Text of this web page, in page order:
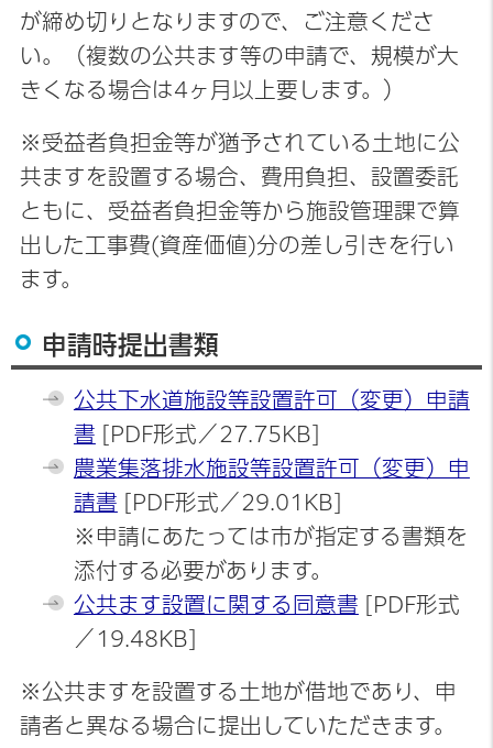
が締め切りとなりますので、ご注意くださ
い。（複数の公共ます等の申請で、規模が大
きくなる場合は4ヶ月以上要します。）
※受益者負担金等が猶予されている土地に公
共ますを設置する場合、費用負担、設置委託
ともに、受益者負担金等から施設管理課で算
出した工事費(資産価値)分の差し引きを行い
ます。
申請時提出書類
公共下水道施設等設置許可（変更）申請
書 [PDF形式／27.75KB]
農業集落排水施設等設置許可（変更）申
請書 [PDF形式／29.01KB]
※申請にあたっては市が指定する書類を
添付する必要があります。
公共ます設置に関する同意書 [PDF形式
／19.48KB]
※公共ますを設置する土地が借地であり、申
請者と異なる場合に提出していただきます。